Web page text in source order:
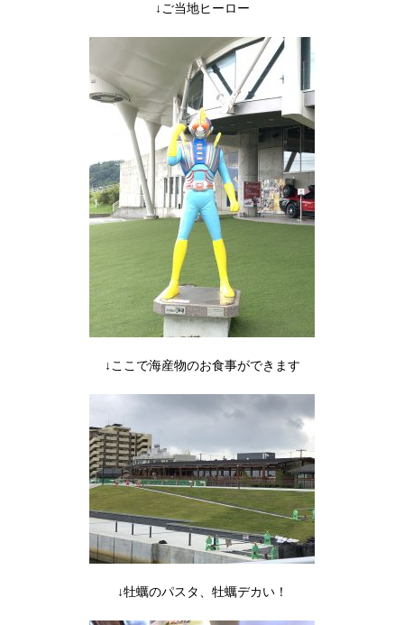
↓ご当地ヒーロー
↓ここで海産物のお食事ができます
↓牡蠣のパスタ、牡蠣デカい！